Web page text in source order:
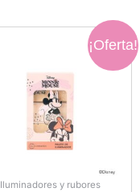
¡Oferta!
Iluminadores y rubores
precio
original
$35.000.
precio
actual